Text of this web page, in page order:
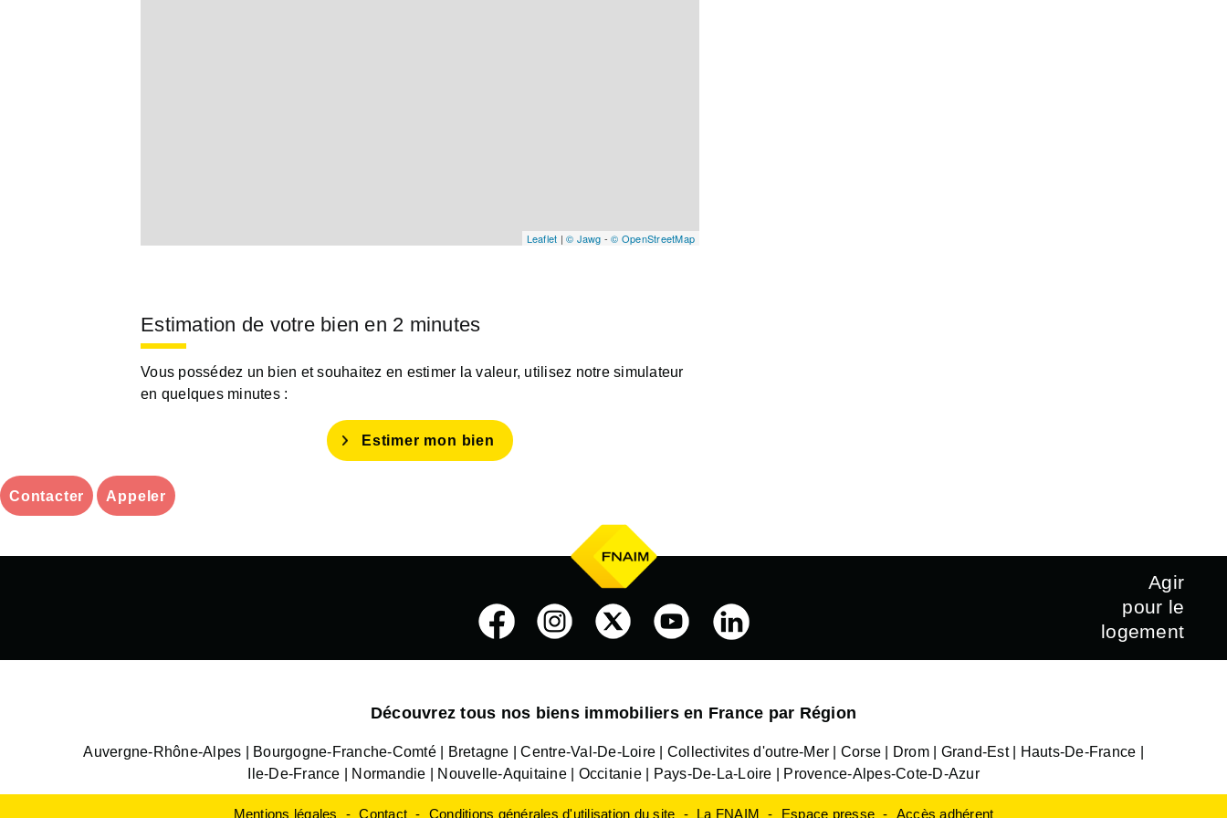
Leaflet | © Jawg -© OpenStreetMap
Estimation de votre bien en 2 minutes
Vous possédez un bien et souhaitez en estimer la valeur, utilisez notre simulateur
en quelques minutes :
Estimer mon bien
Contacter Appeler
Agir
pour le
logement
Découvrez tous nos biens immobiliers en France par Région
Auvergne-Rhône-Alpes Bourgogne-Franche-Comté Bretagne Centre-Val-De-Loire Collectivites d'outre-Mer Corse Drom Grand-Est
Hauts-De-France
Ile-De-France
Normandie Nouvelle-Aquitaine Occitanie Pays-De-La-Loire Provence-Alpes-Cote-D-Azur
Mentions légales Contact Conditions générales d'utilisation du site La FNAIM Espace presse Accès adhérent